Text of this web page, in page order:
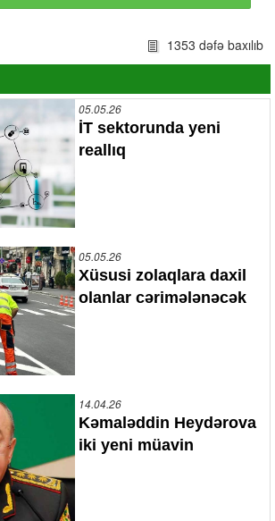
1353 dəfə baxılıb
05.05.26
İT sektorunda yeni
reallıq
05.05.26
Xüsusi zolaqlara daxil
olanlar cərimələnəcək
14.04.26
Kəmaləddin Heydərova
iki yeni müavin